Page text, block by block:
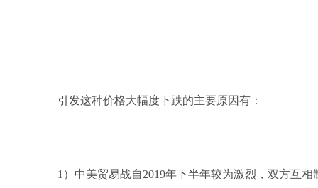
引发这种价格大幅度下跌的主要原因有：
1）中美贸易战自2019年下半年较为激烈，双方互